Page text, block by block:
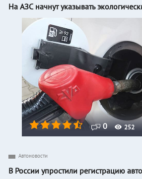
0 252
На АЗС начнут указывать
Автоновости
В России упростили регистрацию